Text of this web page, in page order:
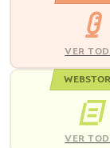
VER
VER